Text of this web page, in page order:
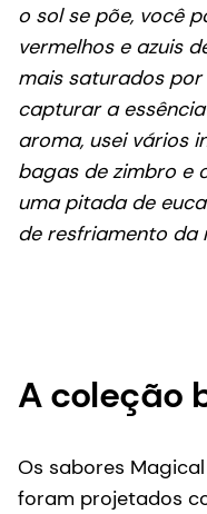
o sol se põe, você
vermelhos e azuis
mais saturados por
capturar a
aroma, usei vários
bagas de zimbro e
uma pitada de
de resfriamento da
A coleção
Os sabores
foram projetados